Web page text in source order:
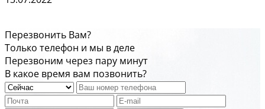
Перезвонить Вам?
Только телефон и мы в деле
Перезвоним через пару минут
В какое время вам позвонить?